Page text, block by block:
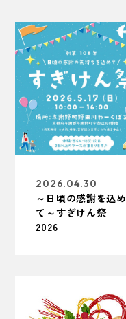
2026.04.30
～日頃の感謝を込め
て～すぎけん祭
2026